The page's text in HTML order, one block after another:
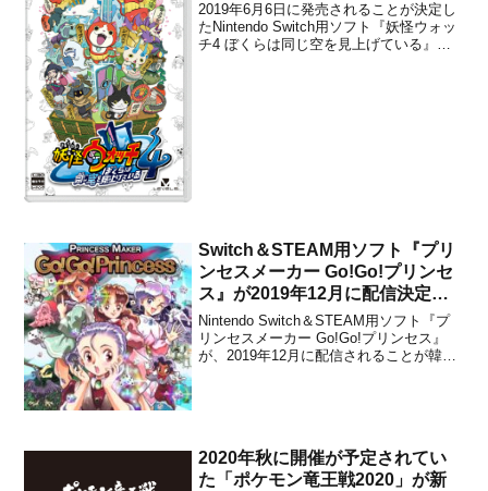
2019年6月6日に発売されることが決定し
たNintendo Switch用ソフト『妖怪ウォッ
チ4 ぼくらは同じ空を見上げている』の
Switch＆STEAM用ソフト『プリ
ンセスメーカー Go!Go!プリンセ
ス』が2019年12月に配信決定！
すごろく型の対戦育成ゲーム
Nintendo Switch＆STEAM用ソフト『プ
リンセスメーカー Go!Go!プリンセス』
が、2019年12月に配信されることが韓国
2020年秋に開催が予定されてい
た「ポケモン竜王戦2020」が新